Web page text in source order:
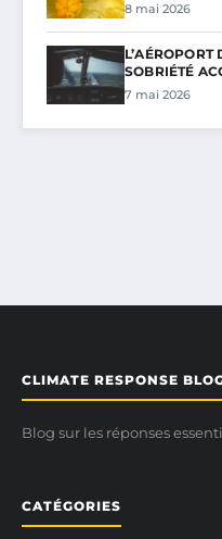
8 mai 2026
L’AÉROPORT
SOBRIÉTÉ
7 mai 2026
CLIMATE RESPONSE
Blog sur les réponses
CATÉGORIES